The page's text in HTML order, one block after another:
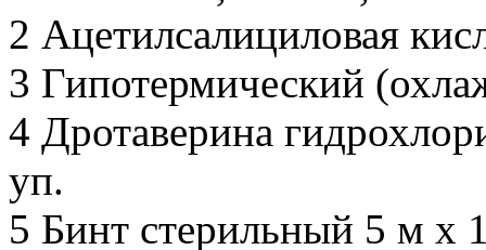
2 Ацетилсалициловая
3 Гипотермический
4 Дротаверина
уп.
5 Бинт стерильный 5 м х